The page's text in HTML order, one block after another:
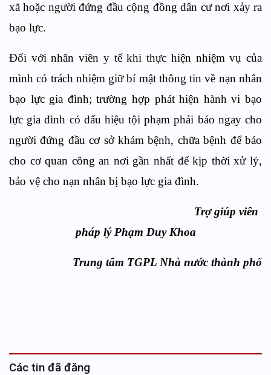
xã hoặc người đứng đầu cộng đồng dân cư nơi xảy ra
bạo lực.
Đối với nhân viên y tế khi thực hiện nhiệm vụ của
mình có trách nhiệm giữ bí mật thông tin về nạn nhân
bạo lực gia đình; trường hợp phát hiện hành vi bạo
lực gia đình có dấu hiệu tội phạm phải báo ngay cho
người đứng đầu cơ sở khám bệnh, chữa bệnh để báo
cho cơ quan công an nơi gần nhất để kịp thời xử lý,
bảo vệ cho nạn nhân bị bạo lực gia đình.
Trợ giúp viên
pháp lý Phạm Duy Khoa
Trung tâm TGPL Nhà nước thành phố
Các tin đã đăng